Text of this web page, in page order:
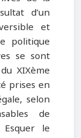
d’un
et
politique
se sont
XIXème
prises en
selon
de
Esquer le